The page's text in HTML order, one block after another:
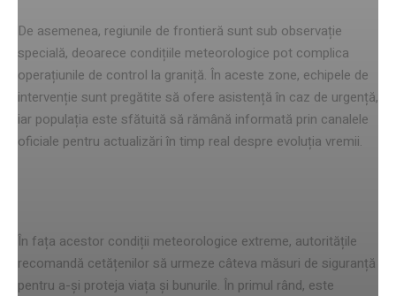
De asemenea, regiunile de frontieră sunt sub observație
specială, deoarece condițiile meteorologice pot complica
operațiunile de control la graniță. În aceste zone, echipele de
intervenție sunt pregătite să ofere asistență în caz de urgență,
iar populația este sfătuită să rămână informată prin canalele
oficiale pentru actualizări în timp real despre evoluția vremii.
În fața acestor condiții meteorologice extreme, autoritățile
recomandă cetățenilor să urmeze câteva măsuri de siguranță
pentru a-și proteja viața și bunurile. În primul rând, este